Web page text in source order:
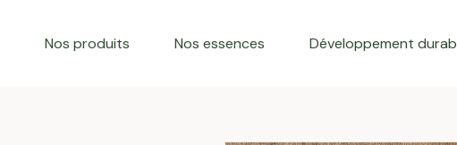
Nos produits Nos essences Développement